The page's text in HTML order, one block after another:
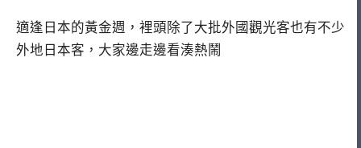
適逢日本的黃金週，裡頭除了大批外國觀光客也有不少
外地日本客，大家邊走邊看湊熱鬧